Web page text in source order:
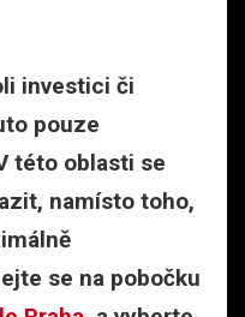
investici či
pouze
této oblasti se
namísto toho,
se na pobočku